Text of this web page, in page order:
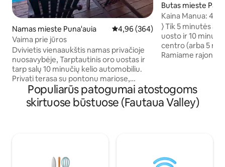
Namas mieste Puna'auia Vidutinis įvertinimas: 4,96 iš 5,
4,96 (364)
Vaima prie jūros
Dvivietis vienaaukštis namas privačioje
nuosavybėje, Tarptautinis oro uostas ir
tarp salų 10 minučių kelio automobiliu.
Privati terasa su pontonu mariose,
kurioje galite maudytis. 2 baidarės
pasivaikščiojimams ir priėjimui prie
smėlio baro, už 100 metrų nuo Vaimos
Moorės ir jos ištaigingų saulėlydžių
Butas mieste
Kaina Manua: 45
stovėjimo
Wi-Fi, centras
⟩ Tik 5 minutės
uosto ir 10
centro (arba 5
Ramiame rajone
sofa-lova; ⟶
Fi 20 Mbps
kondicionierius;
Populiarūs patogumai atostogoms
skirtuose būstuose (Fautaua Valley)